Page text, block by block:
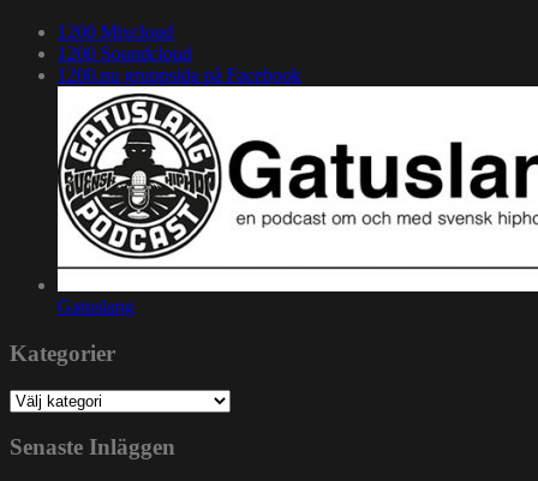
1200 Mixcloud
1200 Soundcloud
1200.nu gruppsida på Facebook
Gatuslang
Kategorier
Kategorier
Senaste Inläggen